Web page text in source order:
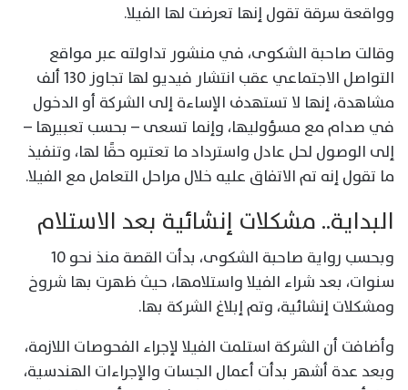
وواقعة سرقة تقول إنها تعرضت لها الفيلا.
وقالت صاحبة الشكوى، في منشور تداولته عبر مواقع
التواصل الاجتماعي عقب انتشار فيديو لها تجاوز 130 ألف
مشاهدة، إنها لا تستهدف الإساءة إلى الشركة أو الدخول
في صدام مع مسؤوليها، وإنما تسعى – بحسب تعبيرها –
إلى الوصول لحل عادل واسترداد ما تعتبره حقًا لها، وتنفيذ
ما تقول إنه تم الاتفاق عليه خلال مراحل التعامل مع الفيلا.
البداية.. مشكلات إنشائية بعد الاستلام
وبحسب رواية صاحبة الشكوى، بدأت القصة منذ نحو 10
سنوات، بعد شراء الفيلا واستلامها، حيث ظهرت بها شروخ
ومشكلات إنشائية، وتم إبلاغ الشركة بها.
وأضافت أن الشركة استلمت الفيلا لإجراء الفحوصات اللازمة،
وبعد عدة أشهر بدأت أعمال الجسات والإجراءات الهندسية،